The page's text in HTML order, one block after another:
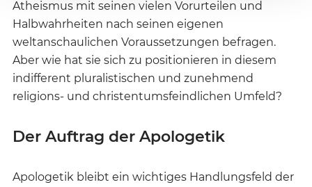
Atheismus mit seinen vielen Vorurteilen und
Halbwahrheiten nach seinen eigenen
weltanschaulichen Voraussetzungen befragen.
Aber wie hat sie sich zu positionieren in diesem
indifferent pluralistischen und zunehmend
religions- und christentumsfeindlichen Umfeld?
Der Auftrag der Apologetik
Apologetik bleibt ein wichtiges Handlungsfeld der